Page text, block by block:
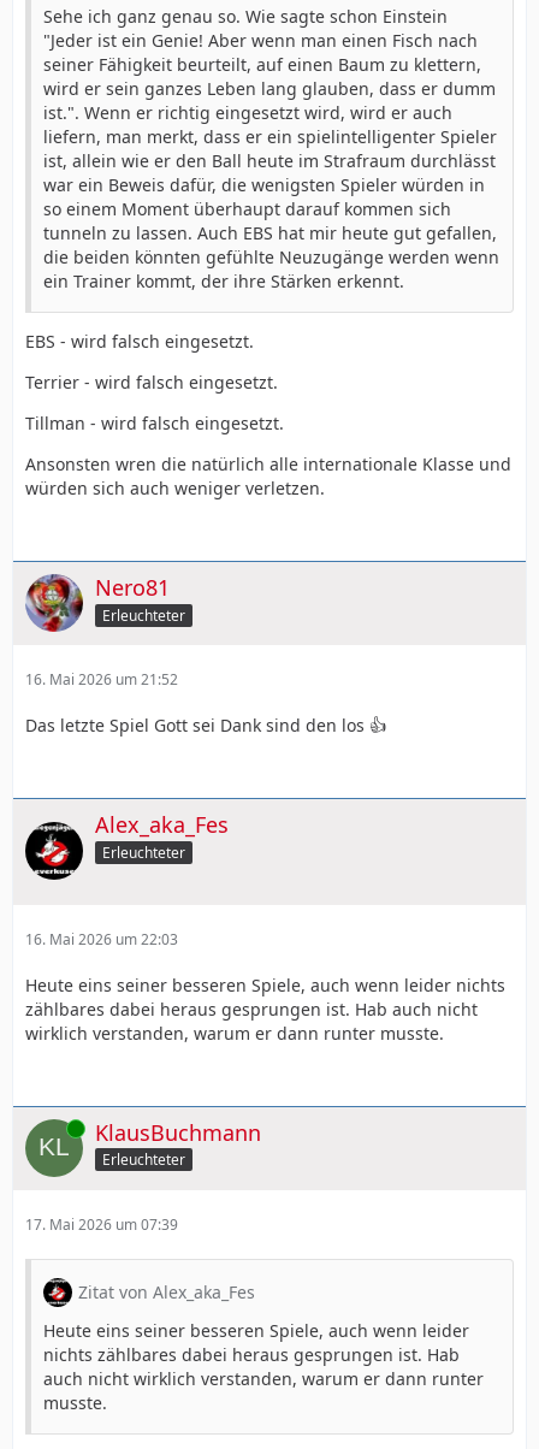
Sehe ich ganz genau so. Wie sagte schon Einstein
"Jeder ist ein Genie! Aber wenn man einen Fisch nach
seiner Fähigkeit beurteilt, auf einen Baum zu klettern,
wird er sein ganzes Leben lang glauben, dass er dumm
ist.". Wenn er richtig eingesetzt wird, wird er auch
liefern, man merkt, dass er ein spielintelligenter Spieler
ist, allein wie er den Ball heute im Strafraum durchlässt
war ein Beweis dafür, die wenigsten Spieler würden in
so einem Moment überhaupt darauf kommen sich
tunneln zu lassen. Auch EBS hat mir heute gut gefallen,
die beiden könnten gefühlte Neuzugänge werden wenn
ein Trainer kommt, der ihre Stärken erkennt.
EBS - wird falsch eingesetzt.
Terrier - wird falsch eingesetzt.
Tillman - wird falsch eingesetzt.
Ansonsten wren die natürlich alle internationale Klasse und
würden sich auch weniger verletzen.
Nero81
Erleuchteter
16. Mai 2026 um 21:52
Das letzte Spiel Gott sei Dank sind den los 👍
Alex_aka_Fes
Erleuchteter
16. Mai 2026 um 22:03
Heute eins seiner besseren Spiele, auch wenn leider nichts
zählbares dabei heraus gesprungen ist. Hab auch nicht
wirklich verstanden, warum er dann runter musste.
Online KlausBuchmann
Erleuchteter
17. Mai 2026 um 07:39
Zitat von Alex_aka_Fes
Heute eins seiner besseren Spiele, auch wenn leider
nichts zählbares dabei heraus gesprungen ist. Hab
auch nicht wirklich verstanden, warum er dann runter
musste.